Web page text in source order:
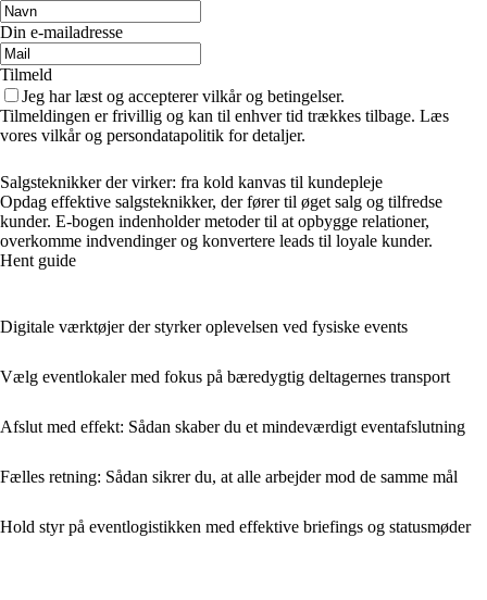
Din e-mailadresse
Tilmeld
Jeg har læst og accepterer vilkår og betingelser.
Tilmeldingen er frivillig og kan til enhver tid trækkes tilbage. Læs
vores vilkår og persondatapolitik for detaljer.
Salgsteknikker der virker: fra kold kanvas til kundepleje
Opdag effektive salgsteknikker, der fører til øget salg og tilfredse
kunder. E-bogen indenholder metoder til at opbygge relationer,
overkomme indvendinger og konvertere leads til loyale kunder.
Hent guide
Digitale værktøjer der styrker oplevelsen ved fysiske events
Vælg eventlokaler med fokus på bæredygtig deltagernes transport
Afslut med effekt: Sådan skaber du et mindeværdigt eventafslutning
Fælles retning: Sådan sikrer du, at alle arbejder mod de samme mål
Hold styr på eventlogistikken med effektive briefings og statusmøder